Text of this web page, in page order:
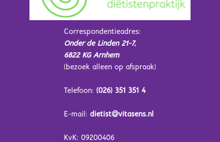
Correspondentieadres:
Onder de Linden 21-7,
6822 KG Arnhem
(bezoek alleen op afspraak)
Telefoon: (026) 351 351 4
E-mail: dietist@vitasens.nl
KvK: 09200406